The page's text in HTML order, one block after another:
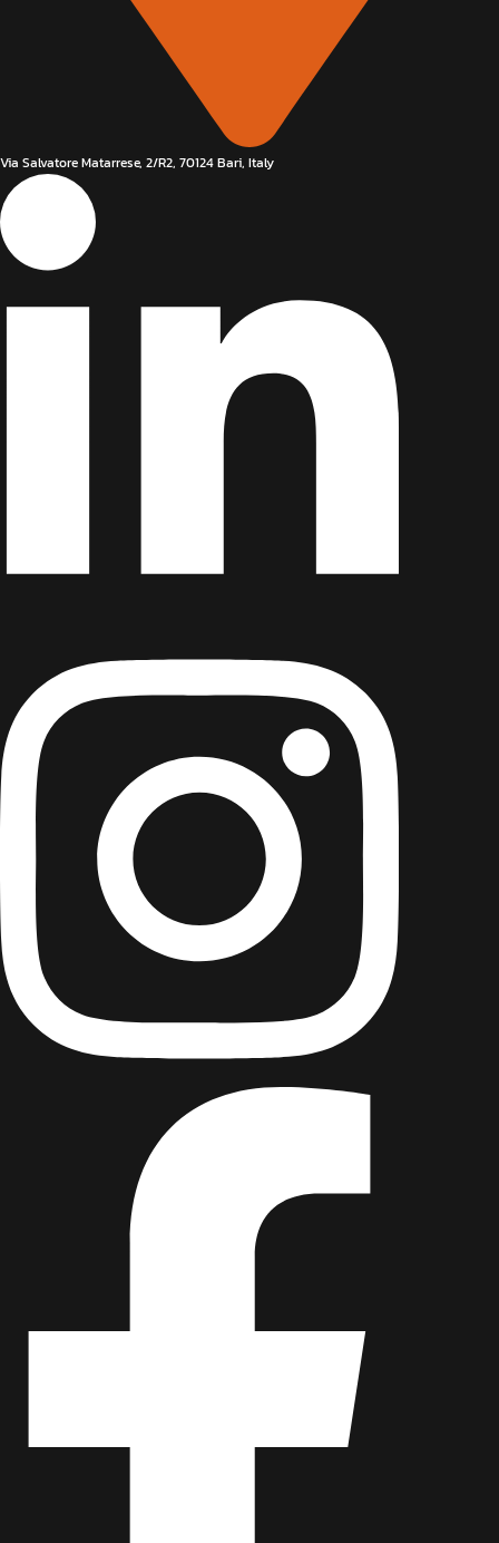
Via Salvatore Matarrese, 2/R2, 70124 Bari, Italy